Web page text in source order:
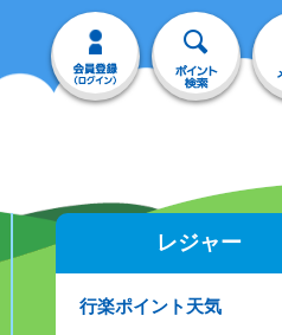
レジャー
行楽ポイント天気